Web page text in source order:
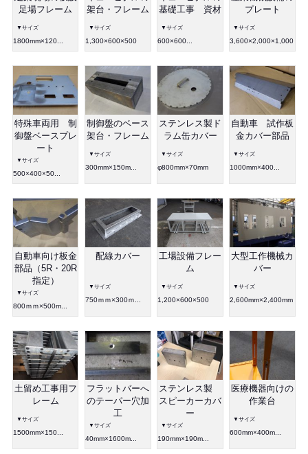
足場フレーム
▼サイズ
1800mm×120...
架台・フレーム
▼サイズ
1,300×600×500
基礎工事 資材
▼サイズ
600×600...
プレート
▼サイズ
3,600×2,000×1,000
特殊車両用 制
御盤ベースプレ
ート
▼サイズ
500×400×50...
制御盤のベース
架台・フレーム
▼サイズ
300mm×150m...
ステンレス製ド
ラム缶カバー
▼サイズ
φ800mm×70mm
自動車 試作板
金カバー部品
▼サイズ
1000mm×400...
自動車向け板金
部品（5R・20R
指定）
▼サイズ
800ｍｍ×500m...
配線カバー
▼サイズ
750ｍｍ×300ｍ...
工場設備フレー
ム
▼サイズ
1,200×600×500
大型工作機械カ
バー
▼サイズ
2,600mm×2,400mm
土留め工事用フ
レーム
▼サイズ
1500mm×150...
フラットバーへ
のテーパー穴加
工
▼サイズ
40mm×1600m...
ステンレス製
スピーカーカバ
ー
▼サイズ
190mm×190m...
医療機器向けの
作業台
▼サイズ
600mm×400m...